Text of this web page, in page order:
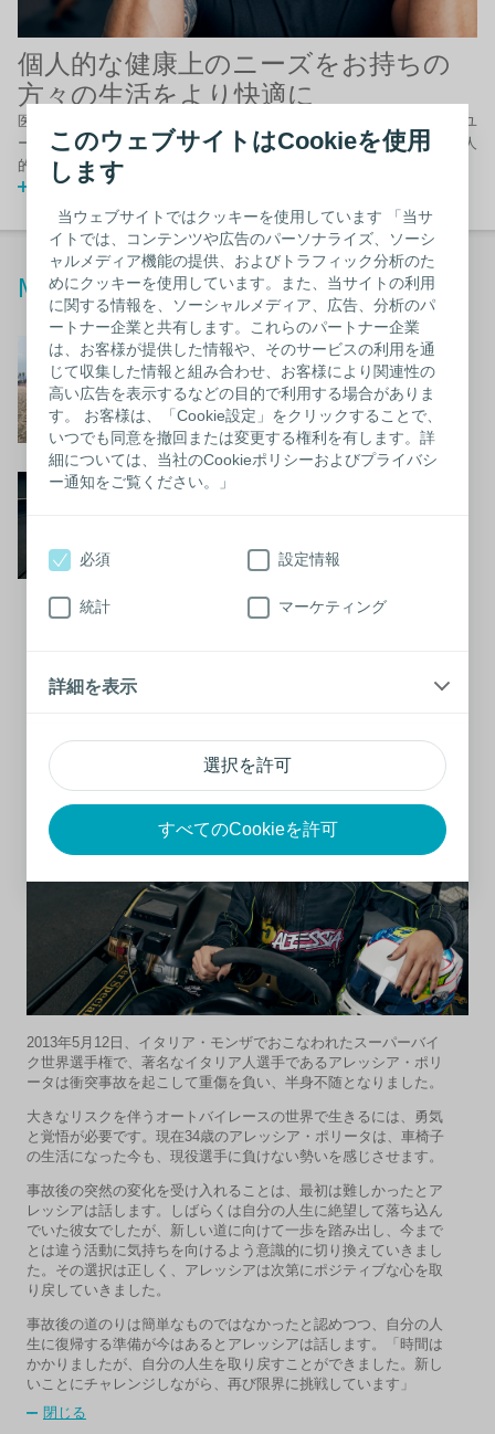
このウェブサイトはCookieを使用
します
当ウェブサイトではクッキーを使用しています 「当サ
イトでは、コンテンツや広告のパーソナライズ、ソーシ
ャルメディア機能の提供、およびトラフィック分析のた
めにクッキーを使用しています。また、当サイトの利用
に関する情報を、ソーシャルメディア、広告、分析のパ
ートナー企業と共有します。これらのパートナー企業
は、お客様が提供した情報や、そのサービスの利用を通
じて収集した情報と組み合わせ、お客様により関連性の
高い広告を表示するなどの目的で利用する場合がありま
す。 お客様は、「Cookie設定」をクリックすることで、
いつでも同意を撤回または変更する権利を有します。詳
細については、当社のCookieポリシーおよびプライバシ
ー通知をご覧ください。」
選択を許可
すべてのCookieを許可
必須 設定情報
統計 マーケティング
詳細を表示
個人的な健康上のニーズをお持ちの
方々の生活をより快適に
医療ケアが必要になったときの不安な気持ちや疑問。コロプラストはユ
ーザーの皆様に寄り添い、様々な問いの答えを一緒に見つけます。個人
的な健康上のニーズをお持ちの方々の生活をより快適に。
動画を観る
Making life easier for our users​
Making it easier_
自分の心に従って
詳しく読む
Making it easier
track
2013年5月12日、イタリア・モンザでおこなわれたスーパーバイ
ク世界選手権で、著名なイタリア人選手であるアレッシア・ポリ
ータは衝突事故を起こして重傷を負い、半身不随となりました。
大きなリスクを伴うオートバイレースの世界で生きるには、勇気
と覚悟が必要です。現在34歳のアレッシア・ポリータは、車椅子
の生活になった今も、現役選手に負けない勢いを感じさせます。
事故後の突然の変化を受け入れることは、最初は難しかったとア
レッシアは話します。しばらくは自分の人生に絶望して落ち込ん
でいた彼女でしたが、新しい道に向けて一歩を踏み出し、今まで
とは違う活動に気持ちを向けるよう意識的に切り換えていきまし
た。その選択は正しく、アレッシアは次第にポジティブな心を取
り戻していきました。
事故後の道のりは簡単なものではなかったと認めつつ、自分の人
生に復帰する準備が今はあるとアレッシアは話します。「時間は
かかりましたが、自分の人生を取り戻すことができました。新し
いことにチャレンジしながら、再び限界に挑戦しています」
閉じる